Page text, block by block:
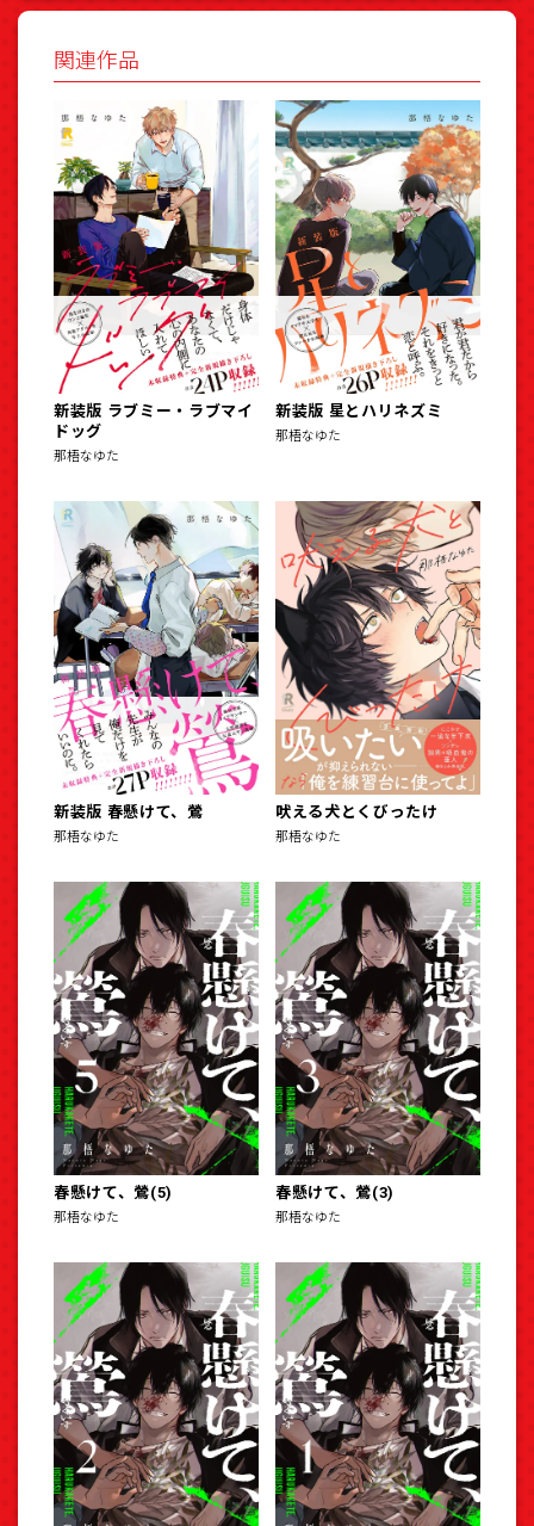
関連作品
新装版 ラブミー・ラブマイ
ドッグ
那梧なゆた
新装版 星とハリネズミ
那梧なゆた
新装版 春懸けて、鶯
那梧なゆた
吠える犬とくびったけ
那梧なゆた
春懸けて、鶯(5)
那梧なゆた
春懸けて、鶯(3)
那梧なゆた